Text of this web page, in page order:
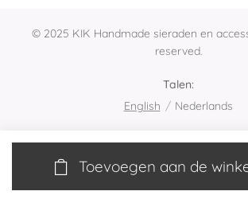
Toevoegen aan de
© 2025 KIK Handmade sieraden en
reserved.
Talen
English
Nederlands